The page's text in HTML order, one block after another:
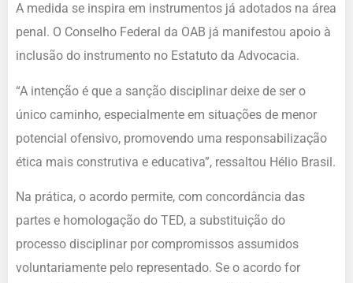
A medida se inspira em instrumentos já adotados na área
penal. O Conselho Federal da OAB já manifestou apoio à
inclusão do instrumento no Estatuto da Advocacia.
“A intenção é que a sanção disciplinar deixe de ser o
único caminho, especialmente em situações de menor
potencial ofensivo, promovendo uma responsabilização
ética mais construtiva e educativa”, ressaltou Hélio Brasil.
Na prática, o acordo permite, com concordância das
partes e homologação do TED, a substituição do
processo disciplinar por compromissos assumidos
voluntariamente pelo representado. Se o acordo for